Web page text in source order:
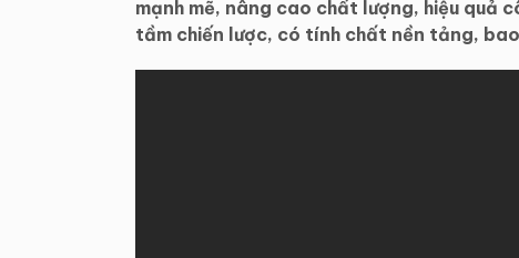
mạnh mẽ, nâng cao chất lượng, hiệu quả
tầm chiến lược, có tính chất nền tảng,